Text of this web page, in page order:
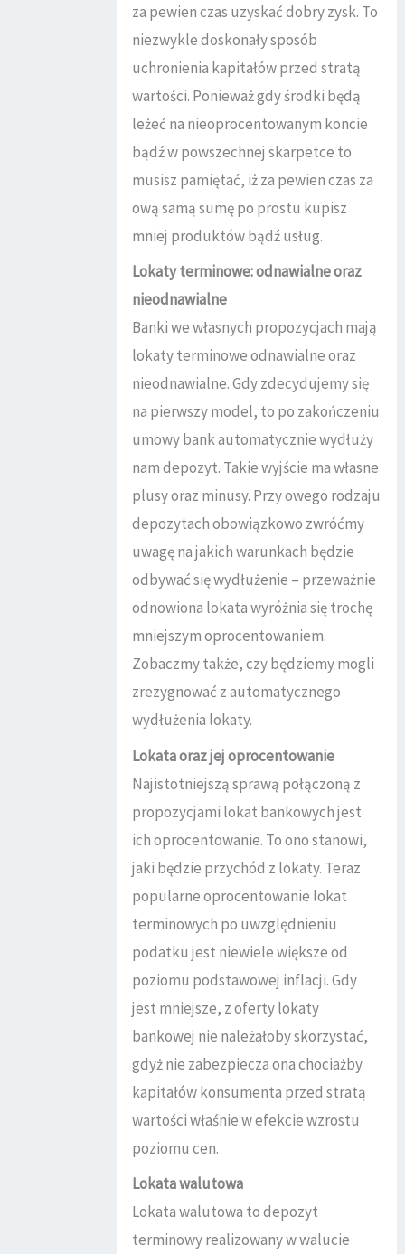
za pewien czas uzyskać dobry zysk. To
niezwykle doskonały sposób
uchronienia kapitałów przed stratą
wartości. Ponieważ gdy środki będą
leżeć na nieoprocentowanym koncie
bądź w powszechnej skarpetce to
musisz pamiętać, iż za pewien czas za
ową samą sumę po prostu kupisz
mniej produktów bądź usług.
Lokaty terminowe: odnawialne oraz
nieodnawialne
Banki we własnych propozycjach mają
lokaty terminowe odnawialne oraz
nieodnawialne. Gdy zdecydujemy się
na pierwszy model, to po zakończeniu
umowy bank automatycznie wydłuży
nam depozyt. Takie wyjście ma własne
plusy oraz minusy. Przy owego rodzaju
depozytach obowiązkowo zwróćmy
uwagę na jakich warunkach będzie
odbywać się wydłużenie – przeważnie
odnowiona lokata wyróżnia się trochę
mniejszym oprocentowaniem.
Zobaczmy także, czy będziemy mogli
zrezygnować z automatycznego
wydłużenia lokaty.
Lokata oraz jej oprocentowanie
Najistotniejszą sprawą połączoną z
propozycjami lokat bankowych jest
ich oprocentowanie. To ono stanowi,
jaki będzie przychód z lokaty. Teraz
popularne oprocentowanie lokat
terminowych po uwzględnieniu
podatku jest niewiele większe od
poziomu podstawowej inflacji. Gdy
jest mniejsze, z oferty lokaty
bankowej nie należałoby skorzystać,
gdyż nie zabezpiecza ona chociażby
kapitałów konsumenta przed stratą
wartości właśnie w efekcie wzrostu
poziomu cen.
Lokata walutowa
Lokata walutowa to depozyt
terminowy realizowany w walucie